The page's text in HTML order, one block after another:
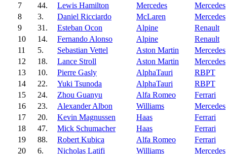
7
44. Lewis Hamilton Mercedes
Mercedes
8
3. Daniel Ricciardo McLaren
Mercedes
9
31. Esteban Ocon Alpine
Renault
10
14. Fernando Alonso Alpine
Renault
11
5. Sebastian Vettel Aston Martin
Mercedes
12
18. Lance Stroll Aston Martin
Mercedes
13
10. Pierre Gasly AlphaTauri
RBPT
14
22. Yuki Tsunoda AlphaTauri
RBPT
15
24. Zhou Guanyu Alfa Romeo
Ferrari
16
23. Alexander Albon Williams
Mercedes
17
20. Kevin Magnussen Haas
Ferrari
18
47. Mick Schumacher Haas
Ferrari
19
88. Robert Kubica Alfa Romeo
Ferrari
20
6. Nicholas Latifi Williams Mercedes